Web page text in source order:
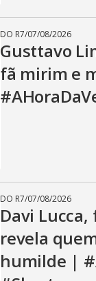
DO R7/07/08/2026
Gusttavo
fã mirim e
DO R7/07/08/2026
Davi
revela
humilde |